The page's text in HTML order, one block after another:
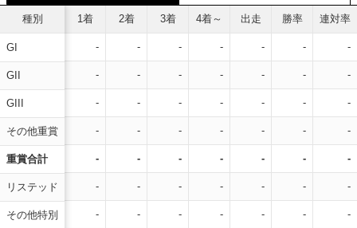
種別
GI
GII
GIII
その他重賞
重賞合計
リステッド
その他特別
1着 2着 3着 4着～ 出走 勝率 連対率
- - - - - - -
- - - - - - -
- - - - - - -
- - - - - - -
- - - - - - -
- - - - - - -
- - - - - - -